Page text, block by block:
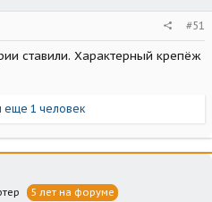
#51
ставили. Характерный крепёж
еще 1 человек
5 лет на форуме